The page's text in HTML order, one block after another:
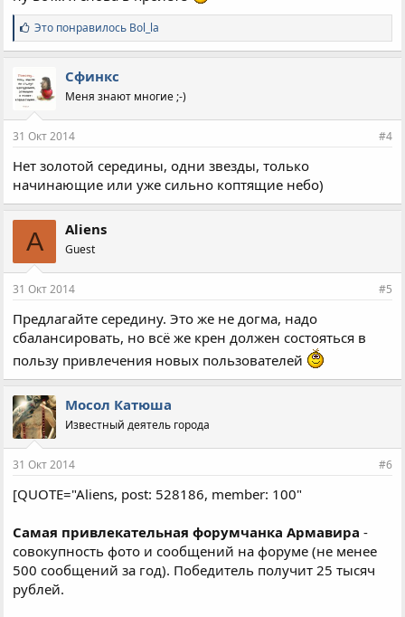
С
и
м
а
т
и
:
Это понравилось Bol_la
Сфинкс
Меня знают многие ;-)
31 Окт 2014 #4
Нет золотой середины, одни звезды, только
начинающие или уже сильно коптящие небо)
A Aliens
Guest
31 Окт 2014 #5
Предлагайте середину. Это же не догма, надо
сбалансировать, но всё же крен должен состояться в
пользу привлечения новых пользователей
Мосол Катюша
Известный деятель города
31 Окт 2014 #6
[QUOTE="Aliens, post: 528186, member: 100"
Самая привлекательная форумчанка Армавира -
совокупность фото и сообщений на форуме (не менее
500 сообщений за год). Победитель получит 25 тысяч
рублей.